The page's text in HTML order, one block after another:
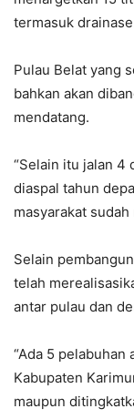
termasuk
Pulau Belat yang
bahkan akan
mendatang.
“Selain itu jalan 4
diaspal tahun
masyarakat
Selain
telah
antar pulau dan
“Ada 5 pelabuhan
Kabupaten
maupun